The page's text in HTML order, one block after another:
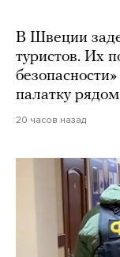
В Швеции
туристов. Их
палатку
20 часов назад